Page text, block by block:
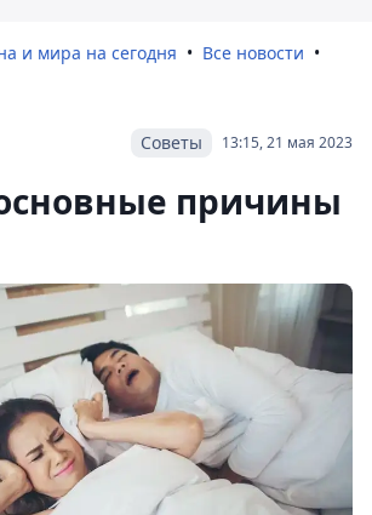
и мира на сегодня
Все новости
13:15, 21 мая 2023
Советы
причины